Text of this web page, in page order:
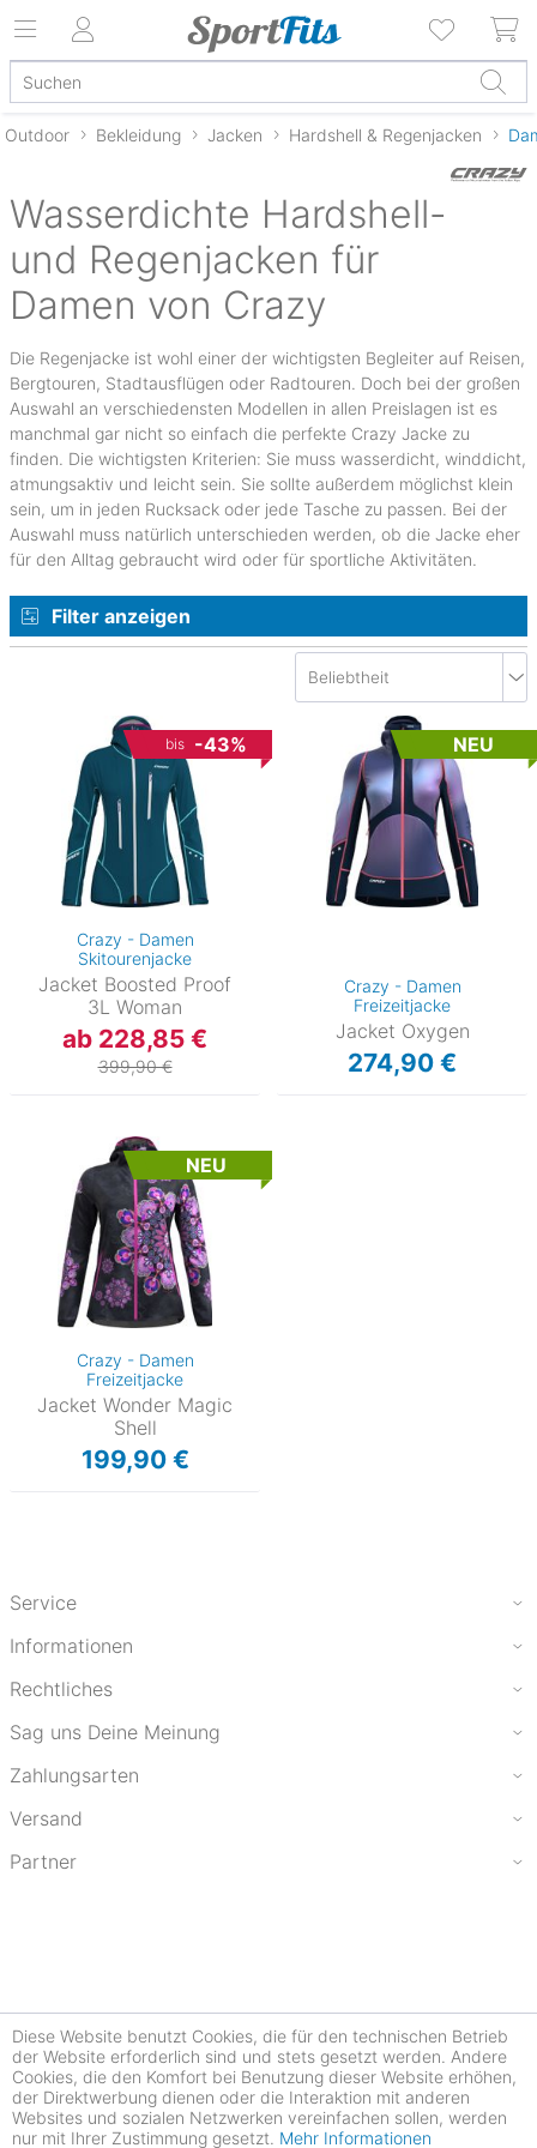
Outdoor Bekleidung Jacken Hardshell & Regenjacken
Wasserdichte Hardshell-
und Regenjacken für
Damen von Crazy
Die Regenjacke ist wohl einer der wichtigsten Begleiter auf Reisen,
Bergtouren, Stadtausflügen oder Radtouren. Doch bei der großen
Auswahl an verschiedensten Modellen in allen Preislagen ist es
manchmal gar nicht so einfach die perfekte Crazy Jacke zu
finden. Die wichtigsten Kriterien: Sie muss wasserdicht, winddicht,
atmungsaktiv und leicht sein. Sie sollte außerdem möglichst klein
sein, um in jeden Rucksack oder jede Tasche zu passen. Bei der
Auswahl muss natürlich unterschieden werden, ob die Jacke eher
für den Alltag gebraucht wird oder für sportliche Aktivitäten.
Filter anzeigen
bis -43%
Crazy - Damen
Skitourenjacke
Jacket Boosted Proof
3L Woman
ab 228,85 €
399,90 €
NEU
Crazy - Damen
Freizeitjacke
Jacket Oxygen
274,90 €
NEU
Crazy - Damen
Freizeitjacke
Jacket Wonder Magic
Shell
199,90 €
Service
Informationen
Rechtliches
Sag uns Deine Meinung
Zahlungsarten
Versand
Partner
Diese Website benutzt Cookies, die für den technischen Betrieb
der Website erforderlich sind und stets gesetzt werden. Andere
Cookies, die den Komfort bei Benutzung dieser Website erhöhen,
der Direktwerbung dienen oder die Interaktion mit anderen
Websites und sozialen Netzwerken vereinfachen sollen, werden
nur mit Ihrer Zustimmung gesetzt. Mehr Informationen